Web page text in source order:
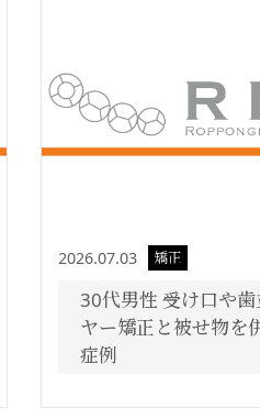
2026.07.03 矯正
30代男性 受け口や
ヤー矯正と被せ物を
症例